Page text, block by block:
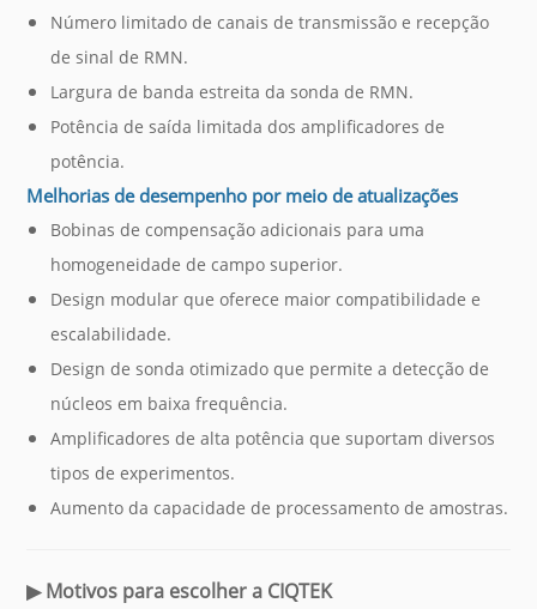
Número limitado de canais de transmissão e recepção
de sinal de RMN.
Largura de banda estreita da sonda de RMN.
Potência de saída limitada dos amplificadores de
potência.
Melhorias de desempenho por meio de atualizações
Bobinas de compensação adicionais para uma
homogeneidade de campo superior.
Design modular que oferece maior compatibilidade e
escalabilidade.
Design de sonda otimizado que permite a detecção de
núcleos em baixa frequência.
Amplificadores de alta potência que suportam diversos
tipos de experimentos.
Aumento da capacidade de processamento de amostras.
▶Motivos para escolher a CIQTEK